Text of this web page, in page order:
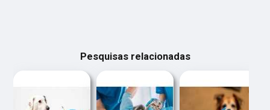
Pesquisas relacionadas